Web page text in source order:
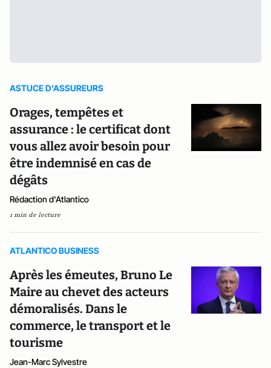
ASTUCE D'ASSUREURS
Orages, tempêtes et
assurance : le certificat dont
vous allez avoir besoin pour
être indemnisé en cas de
dégâts
Rédaction d'Atlantico
1 min de lecture
ATLANTICO BUSINESS
Après les émeutes, Bruno Le
Maire au chevet des acteurs
démoralisés. Dans le
commerce, le transport et le
tourisme
Jean-Marc Sylvestre